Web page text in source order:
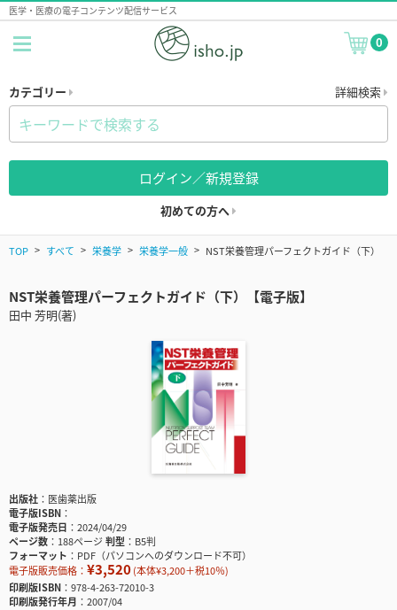
医学・医療の電子コンテンツ配信サービス
0
カテゴリー 詳細検索
ログイン／新規登録
初めての方へ
TOP すべて 栄養学 栄養学一般 NST栄養管理パーフェクトガイド（下）
NST栄養管理パーフェクトガイド（下）【電子版】
田中 芳明(著)
出版社
医歯薬出版
電子版ISBN
電子版発売日
2024/04/29
ページ数
188ページ判型
B5判
フォーマット
PDF（パソコンへのダウンロード不可）
電子版販売価格： ¥3,520(本体¥3,200＋税10％)
印刷版ISBN
978-4-263-72010-3
印刷版発行年月
2007/04